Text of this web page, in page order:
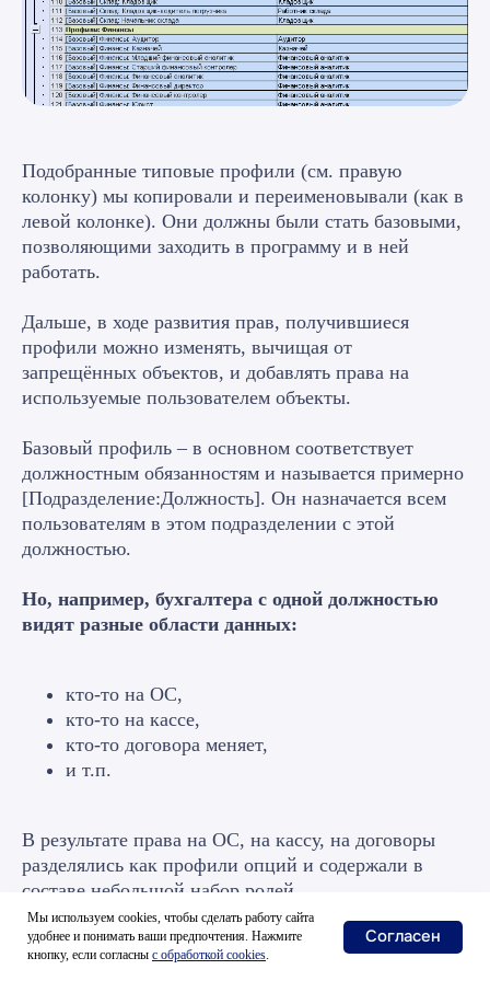
Мы используем cookies, чтобы сделать работу сайта
удобнее и понимать ваши предпочтения. Нажмите
кнопку, если согласны с обработкой cookies.
Согласен
Подобранные типовые профили (см. правую
колонку) мы копировали и переименовывали (как в
левой колонке). Они должны были стать базовыми,
позволяющими заходить в программу и в ней
работать.
Дальше, в ходе развития прав, получившиеся
профили можно изменять, вычищая от
запрещённых объектов, и добавлять права на
используемые пользователем объекты.
Базовый профиль – в основном соответствует
должностным обязанностям и называется примерно
[Подразделение:Должность]. Он назначается всем
пользователям в этом подразделении с этой
должностью.
Но, например, бухгалтера с одной должностью
видят разные области данных:
кто-то на ОС,
кто-то на кассе,
кто-то договора меняет,
и т.п.
В результате права на ОС, на кассу, на договоры
разделялись как профили опций и содержали в
составе небольшой набор ролей.
По итогу набор прав каждого поименованного
пользователя из бухгалтерии складывался как: